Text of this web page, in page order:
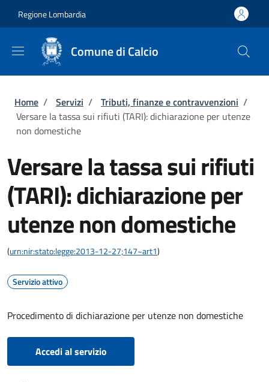
Regione Lombardia
Comune di Calcio
Briciole di pane
Home / Servizi / Tributi, finanze e contravvenzioni /
Versare la tassa sui rifiuti (TARI): dichiarazione per utenze
non domestiche
Versare la tassa sui rifiuti
(TARI): dichiarazione per
utenze non domestiche
(urn:nir:stato:legge:2013-12-27;147~art1)
Servizio attivo
Procedimento di dichiarazione per utenze non domestiche
Accedi al servizio